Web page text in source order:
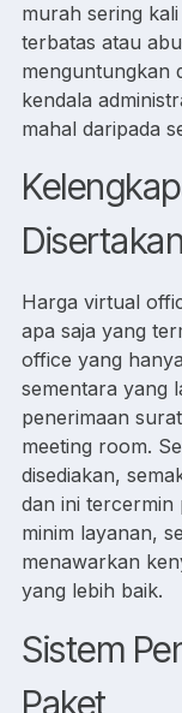
murah sering
terbatas atau
menguntungkan
kendala
mahal daripada
Disertakan
Harga virtual
apa saja yang
office yang
sementara yang
penerimaan
meeting room.
disediakan,
dan ini tercermin
minim layanan,
menawarkan
yang lebih baik.
Sistem
Paket